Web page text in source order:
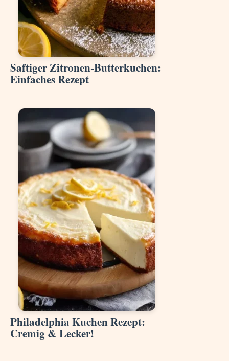
Saftiger Zitronen-Butterkuchen:
Einfaches Rezept
Philadelphia Kuchen Rezept:
Cremig & Lecker!